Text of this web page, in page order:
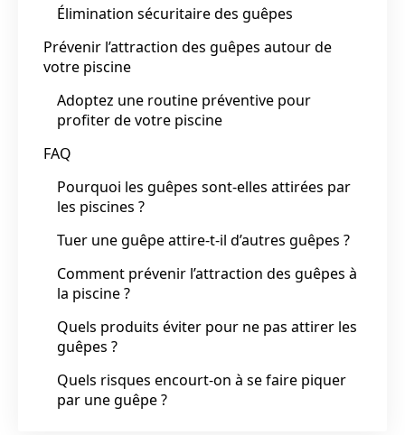
Élimination sécuritaire des guêpes
Prévenir l’attraction des guêpes autour de
votre piscine
Adoptez une routine préventive pour
profiter de votre piscine
FAQ
Pourquoi les guêpes sont-elles attirées par
les piscines ?
Tuer une guêpe attire-t-il d’autres guêpes ?
Comment prévenir l’attraction des guêpes à
la piscine ?
Quels produits éviter pour ne pas attirer les
guêpes ?
Quels risques encourt-on à se faire piquer
par une guêpe ?